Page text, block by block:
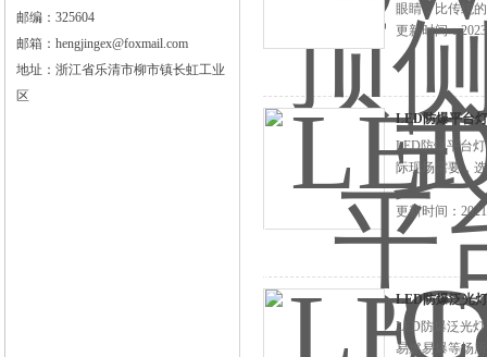
邮编：325604
邮箱：hengjingex@foxmail.com
地址：浙江省乐清市柳市镇长虹工业
区
眼睛，比传统
更新时间：
LED防爆平台
LED防爆平台
际现场需要，
更新时间：
LED防爆泛光
LED防爆泛光
易燃易爆等场